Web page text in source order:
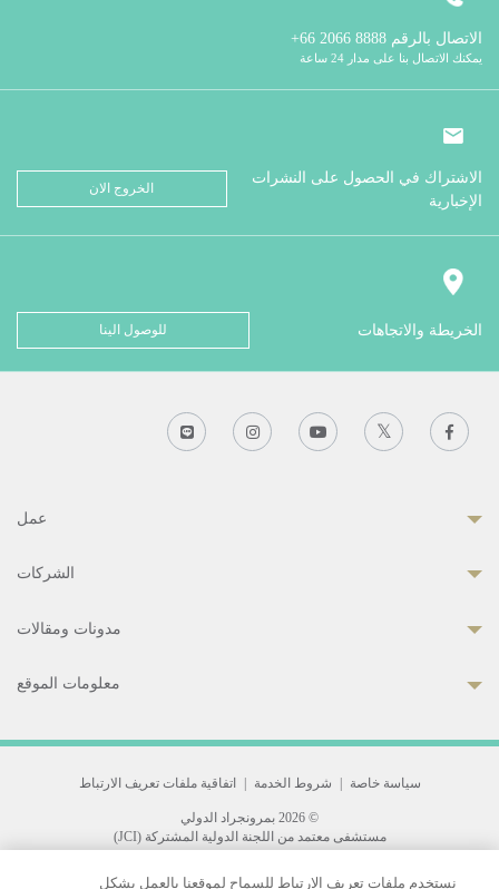
الاتصال بالرقم
يمكنك الاتصال بنا على مدار 24 ساعة
الاشتراك في الحصول على النشرات
الإخبارية
الخروج الان
الخريطة والاتجاهات للوصول الينا
عمل
الشركات
مدونات ومقالات
معلومات الموقع
سياسة خاصة شروط الخدمة اتفاقية ملفات تعريف الارتباط
© 2026 بمرونجراد الدولي
مستشفى معتمد من اللجنة الدولية المشتركة (JCI)
33 Sukhumvit 3, Wattana, Bangkok 10110 Thailand.
نستخدم ملفات تعريف الارتباط للسماح لموقعنا بالعمل بشكل